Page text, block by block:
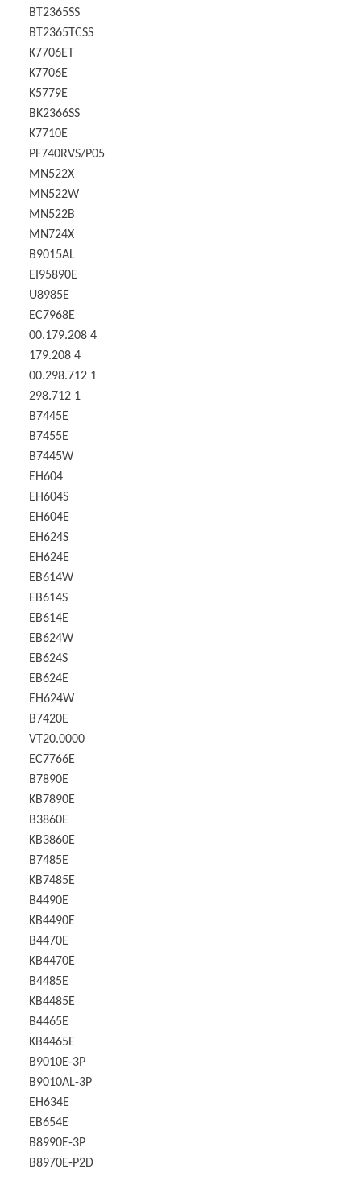
BT2365SS
BT2365TCSS
K7706ET
K7706E
K5779E
BK2366SS
K7710E
PF740RVS/P05
MN522X
MN522W
MN522B
MN724X
B9015AL
EI95890E
U8985E
EC7968E
00.179.208 4
179.208 4
00.298.712 1
298.712 1
B7445E
B7455E
B7445W
EH604
EH604S
EH604E
EH624S
EH624E
EB614W
EB614S
EB614E
EB624W
EB624S
EB624E
EH624W
B7420E
VT20.0000
EC7766E
B7890E
KB7890E
B3860E
KB3860E
B7485E
KB7485E
B4490E
KB4490E
B4470E
KB4470E
B4485E
KB4485E
B4465E
KB4465E
B9010E-3P
B9010AL-3P
EH634E
EB654E
B8990E-3P
B8970E-P2D